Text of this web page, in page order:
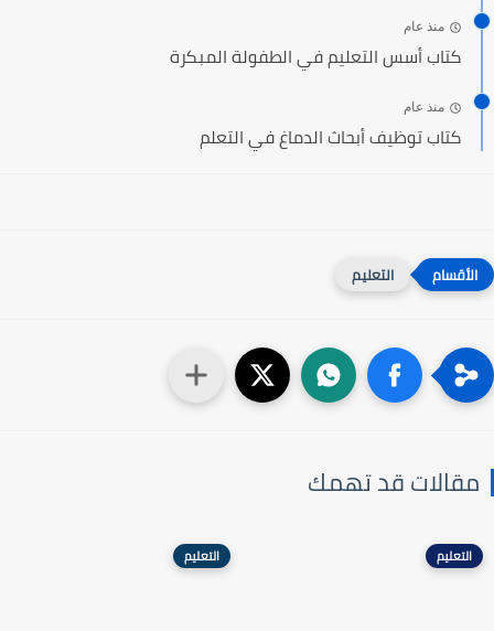
منذ عام
كتاب أسس التعليم في الطفولة المبكرة
منذ عام
كتاب توظيف أبحاث الدماغ في التعلم
التعليم
مقالات قد تهمك
التعليم التعليم